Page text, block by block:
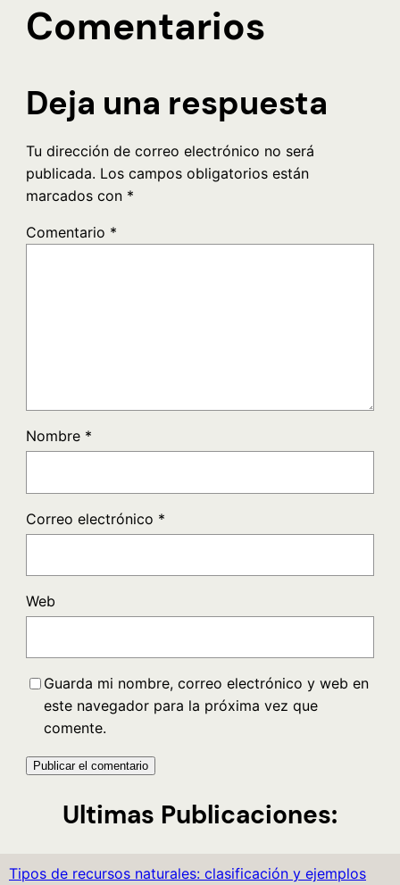
Comentarios
Deja una respuesta
Tu dirección de correo electrónico no será
publicada. Los campos obligatorios están
marcados con *
Comentario *
Nombre *
Correo electrónico *
Web
Guarda mi nombre, correo electrónico y web en
este navegador para la próxima vez que
comente.
Ultimas Publicaciones:
Tipos de recursos naturales: clasificación y ejemplos